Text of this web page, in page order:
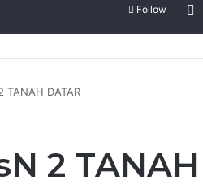
Follow
TANAH DATAR
2